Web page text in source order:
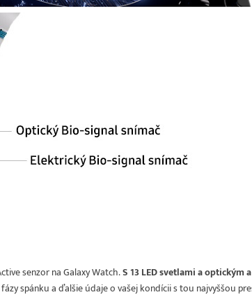
senzor na Galaxy Watch.S 13 LED svetlami a optickým a
spánku a ďalšie údaje o vašej kondícii s tou najvyššou